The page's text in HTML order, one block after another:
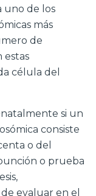
uno de los
más
de
estas
célula del
si un
consiste
o del
o prueba
evaluar en el